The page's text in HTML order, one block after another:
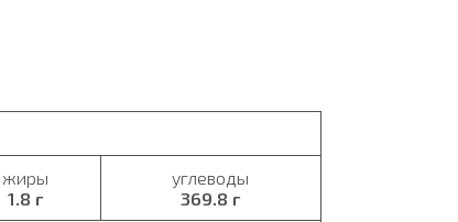
жиры
1.8 г
углеводы
369.8 г